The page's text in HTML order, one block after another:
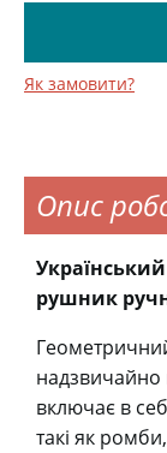
Як замовити?
Опис
рушник
надзвичайно
включає в
такі як